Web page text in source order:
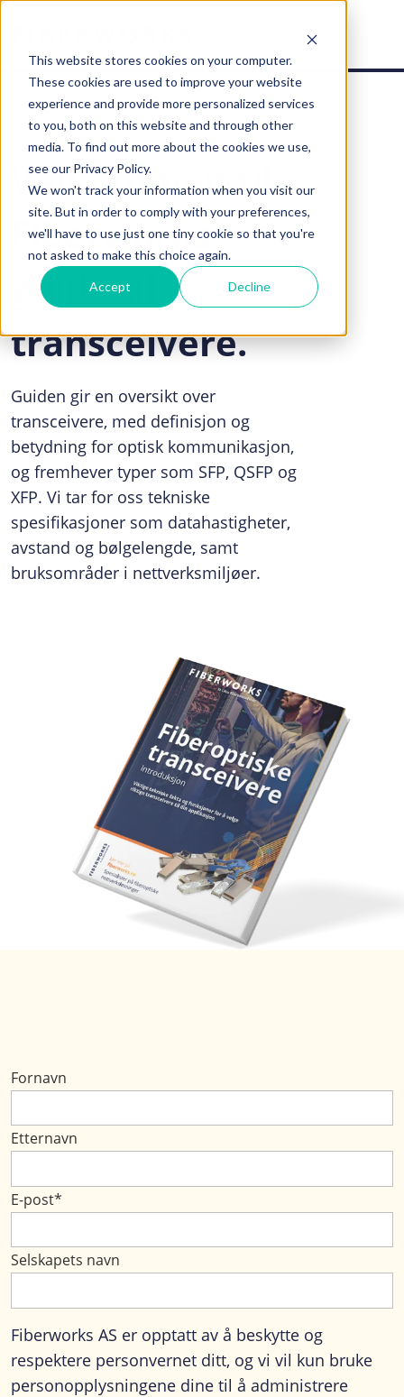
This website stores cookies on your computer.
These cookies are used to improve your website
experience and provide more personalized services
to you, both on this website and through other
media. To find out more about the cookies we use,
see our Privacy Policy.
We won't track your information when you visit our
site. But in order to comply with your preferences,
we'll have to use just one tiny cookie so that you're
not asked to make this choice again.
Accept Decline
Velkommen til
Fiberworks
guide til
transceivere.
Guiden gir en oversikt over
transceivere, med definisjon og
betydning for optisk kommunikasjon,
og fremhever typer som SFP, QSFP og
XFP. Vi tar for oss tekniske
spesifikasjoner som datahastigheter,
avstand og bølgelengde, samt
bruksområder i nettverksmiljøer.
Fornavn
Etternavn
E-post*
Selskapets navn
Fiberworks AS er opptatt av å beskytte og
respektere personvernet ditt, og vi vil kun bruke
personopplysningene dine til å administrere